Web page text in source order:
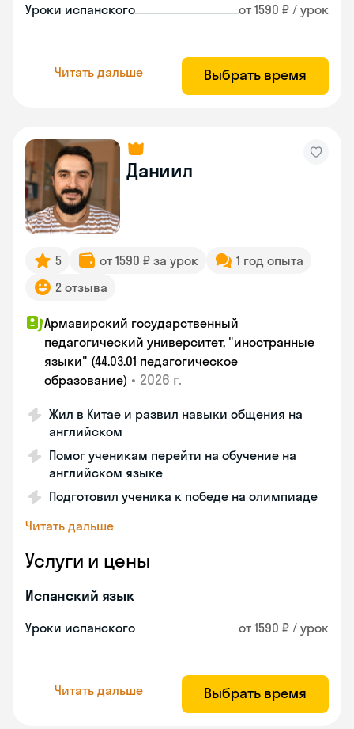
Уроки испанского от 1590 ₽ / урок
Читать дальше Выбрать время
Даниил
5 от 1590 ₽ за урок
1 год опыта
2 отзыва
Армавирский государственный
педагогический университет, "иностранные
языки" (44.03.01 педагогическое
образование) • 2026 г.
Жил в Китае и развил навыки общения на
английском
Помог ученикам перейти на обучение на
английском языке
Подготовил ученика к победе на олимпиаде
Читать дальше
Услуги и цены
Испанский язык
Уроки испанского от 1590 ₽ / урок
Читать дальше Выбрать время